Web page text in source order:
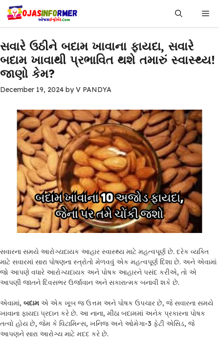
Skip
content
સવારે ઉઠીને બદામ ખાવાના ફાયદા, સવારે
બદામ ખાવાથી પ્રભાવિત થશે તમારું સ્વાસ્થ્ય!
જાણો કેમ?
December 19, 2024 byV PANDYA
સવારના સમયે આરોગ્યદાયક આહાર સ્વાસ્થ્ય માટે મહત્વપૂર્ણ છે. દરેક વ્યક્તિ
માટે સવારમાં સારા પોષણના સ્ત્રોતો મેળવવું એક મહત્વપૂર્ણ દિશા છે. અને એવામાં
જો આપણે વધારે આરોગ્યદાયક અને પોષક આહારને પસંદ કરીએ, તો એ
આપણી જાતને દિવસભર ઉર્જાવાન અને સકારાત્મક બનાવી શકે છે.
એવામાં, બદામ એ એક ખૂબ જ ઉત્તમ અને પોષક ઉપચાર છે, જે સવારના સમયે
ખાવાના ફાયદા પ્રદાન કરે છે. આ નાના, મીઠા બદામમાં અનેક પ્રકારના પોષક
તત્વો હોય છે, જેમ કે વિટામિન્સ, ખનિજ અને ઓમેગા-3 ફેટી એસિડ, જે
આપણને સારા આરોગ્ય માટે મદદ કરે છે.